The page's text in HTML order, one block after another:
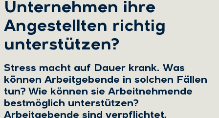
Unternehmen ihre
Angestellten richtig
unterstützen?
Stress macht auf Dauer krank. Was
können Arbeitgebende in solchen Fällen
tun? Wie können sie Arbeitnehmende
bestmöglich unterstützen?
Arbeitgebende sind verpflichtet,